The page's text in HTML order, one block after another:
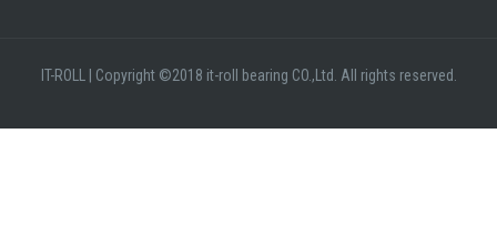
IT-ROLL Copyright ©2018 it-roll bearing CO.,Ltd. All rights reserved.